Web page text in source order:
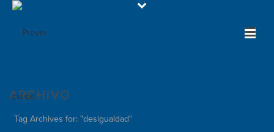
ARCHIVO
Tag Archives for: "desigualdad"